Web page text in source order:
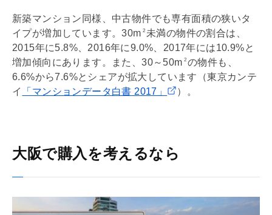
新築マンション同様、中古物件でも専有面積の狭いタ
イプが増加しています。30m 2 未満の物件の割合は、
2015年に5.8%、2016年に9.0%、2017年には10.9%と
増加傾向にあります。また、30～50m 2 の物件も、
6.6%から7.6%とシェアが拡大しています（東京カンテ
イ
「マンションデータ白書 2017」 ）。
大阪で購入を考えるなら